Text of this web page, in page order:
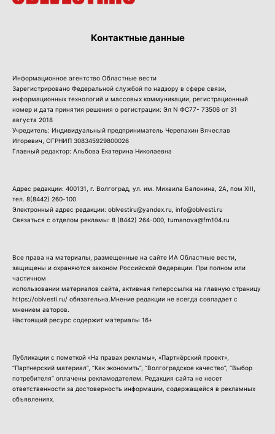
Контактные данные
Информационное агентство Областные вести
Зарегистрировано Федеральной службой по надзору в сфере связи,
информационных технологий и массовых коммуникации, регистрационный
номер и дата принятия решения о регистрации: Эл N ФС77- 73506 от 31
августа 2018
Учредитель: Индивидуальный предприниматель Черепахин Вячеслав
Игоревич, ОГРНИП 308345929800026
Главный редактор: Альбова Екатерина Николаевна
Адрес редакции: 400131, г. Волгоград, ул. им. Михаила Балонина, 2А, пом XIII,
тел. 8(8442) 260-100
Электронный адрес редакции: oblvestiru@yandex.ru, info@oblvesti.ru
Связаться с отделом рекламы: 8 (8442) 264-000 , tumanova@fm104.ru
Все права на материалы, размещенные на сайте ИА Областные вести,
защищены и охраняются законом Российской Федерации. При полном или
частичном
использовании материалов сайта, активная гиперссылка на главную страницу
https://oblvesti.ru/ обязательна.Мнение редакции не всегда совпадает с
мнением авторов.
Настоящий ресурс содержит материалы 16+
Публикации с пометкой «На правах рекламы», «Партнёрский проект»,
“Партнерский материал”, “Как экономить”, “Волгоградское качество”, “Выбор
потребителя” оплачены рекламодателем. Редакция сайта не несет
ответственности за достоверность информации, содержащейся в рекламных
объявлениях.